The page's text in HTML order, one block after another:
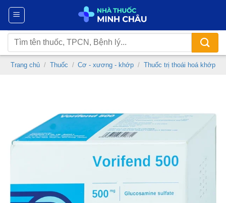
Chuyển
nội
dung
Tìm
kiếm:
Trang chủ / Thuốc / Cơ - xương - khớp / Thuốc trị thoái hoá khớp